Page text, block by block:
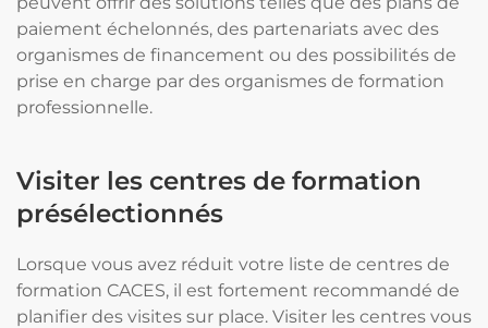
paiement échelonnés, des partenariats avec des
organismes de financement ou des possibilités de
prise en charge par des organismes de formation
professionnelle.
Visiter les centres de formation
présélectionnés
Lorsque vous avez réduit votre liste de centres de
formation CACES, il est fortement recommandé de
planifier des visites sur place. Visiter les centres vous